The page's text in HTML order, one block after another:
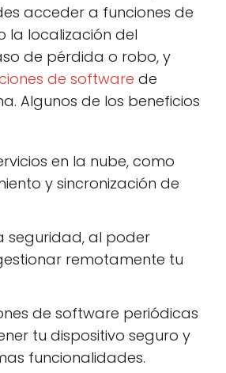
acceder a funciones de
la localización del
de pérdida o robo, y
de software de
Algunos de los beneficios
en la nube, como
y sincronización de
seguridad, al poder
remotamente tu
de software periódicas
tu dispositivo seguro y
funcionalidades.